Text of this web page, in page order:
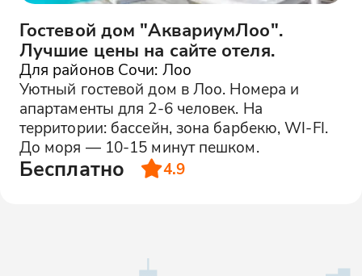
Гостевой дом "АквариумЛоо".
Лучшие цены на сайте отеля.
Для районов Сочи: Лоо
Уютный гостевой дом в Лоо. Номера и
апартаменты для 2-6 человек. На
территории: бассейн, зона барбекю, WI-FI.
До моря — 10-15 минут пешком.
Бесплатно 4.9